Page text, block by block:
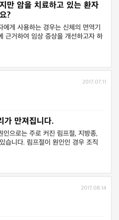
만 암을 치료하고 있는 환자
?
게 사용하는 경우는 신체의 면역기
근거하여 임상 증상을 개선하고자 하
2017.07.11
가 만져집니다.
으로는 주로 커진 림프절, 지방종,
니다. 림프절이 원인인 경우 조직
2017.08.14